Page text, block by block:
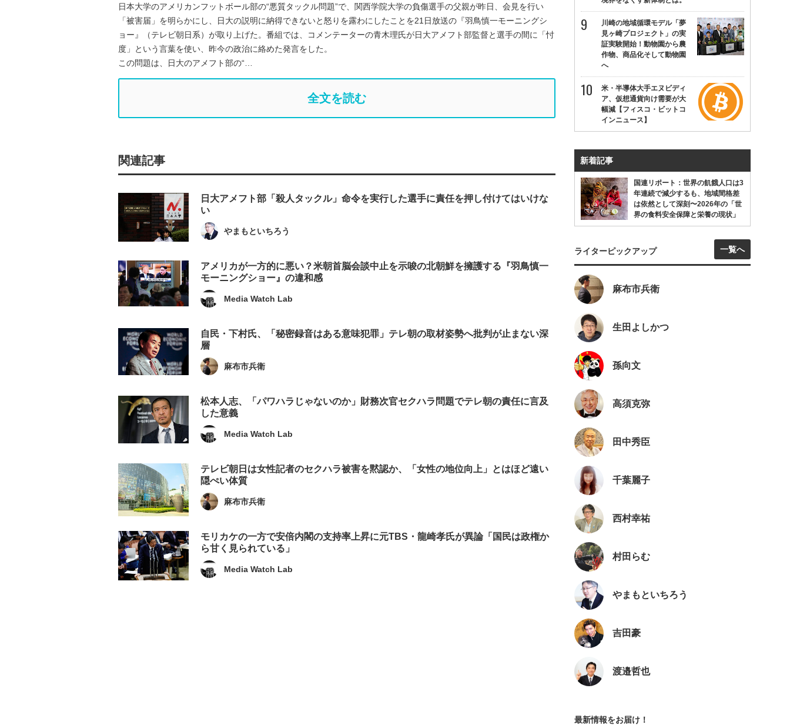
日本大学のアメリカンフットボール部の“悪質タックル問題”で、関西学院大学の負傷選手の父親が昨日、会見を行い
「被害届」を明らかにし、日大の説明に納得できないと怒りを露わにしたことを21日放送の『羽鳥慎一モーニングシ
ョー』（テレビ朝日系）が取り上げた。番組では、コメンテーターの青木理氏が日大アメフト部監督と選手の間に「忖
度」という言葉を使い、昨今の政治に絡めた発言をした。
この問題は、日大のアメフト部の“…
全文を読む
関連記事
日大アメフト部「殺人タックル」命令を実行した選手に責任を押し付けてはいけな
い
やまもといちろう
アメリカが一方的に悪い？米朝首脳会談中止を示唆の北朝鮮を擁護する『羽鳥慎一
モーニングショー』の違和感
Media Watch Lab
自民・下村氏、「秘密録音はある意味犯罪」テレ朝の取材姿勢へ批判が止まない深
層
麻布市兵衛
松本人志、「パワハラじゃないのか」財務次官セクハラ問題でテレ朝の責任に言及
した意義
Media Watch Lab
テレビ朝日は女性記者のセクハラ被害を黙認か、「女性の地位向上」とはほど遠い
隠ぺい体質
麻布市兵衛
モリカケの一方で安倍内閣の支持率上昇に元TBS・龍崎孝氏が異論「国民は政権か
ら甘く見られている」
Media Watch Lab
川崎の地域循環モデル「夢
見ヶ崎プロジェクト」の実
証実験開始！動物園から農
作物、商品化そして動物園
へ
米・半導体大手エヌビディ
ア、仮想通貨向け需要が大
幅減【フィスコ・ビットコ
インニュース】
新着記事
国連リポート：世界の飢餓人口は3
年連続で減少するも、地域間格差
は依然として深刻〜2026年の「世
界の食料安全保障と栄養の現状」
ライターピックアップ 一覧へ
麻布市兵衛
生田よしかつ
孫向文
高須克弥
田中秀臣
千葉麗子
西村幸祐
村田らむ
やまもといちろう
吉田豪
渡邉哲也
最新情報をお届け！